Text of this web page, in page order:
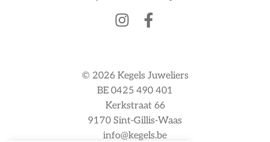
© 2026 Kegels Juweliers
BE 0425 490 401
Kerkstraat 66
9170 Sint-Gillis-Waas
info@kegels.be